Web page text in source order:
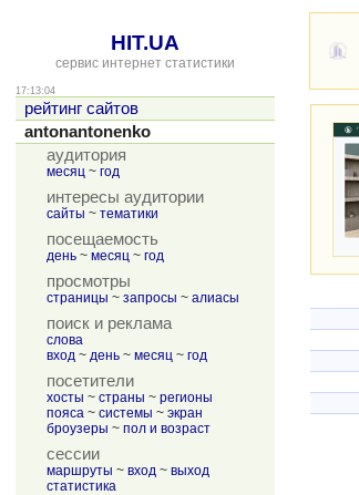
HIT.UA
сервис интернет статистики
17:13:04
рейтинг сайтов
antonantonenko
аудитория
месяц ~ год
интересы аудитории
сайты ~ тематики
посещаемость
день ~ месяц ~ год
просмотры
страницы ~ запросы ~ алиасы
поиск и реклама
слова
вход ~ день ~ месяц ~ год
посетители
хосты ~ страны ~ регионы
пояса ~ системы ~ экран
броузеры ~ пол и возраст
сессии
маршруты ~ вход ~ выход
статистика